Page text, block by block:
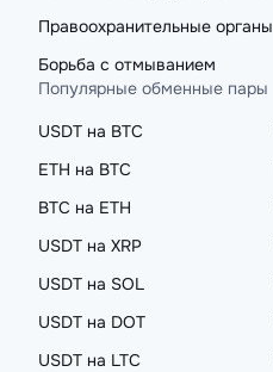
Правоохранительные органы
Борьба с отмыванием
Популярные обменные пары
USDT на BTC
ETH на BTC
BTC на ETH
USDT на XRP
USDT на SOL
USDT на DOT
USDT на LTC